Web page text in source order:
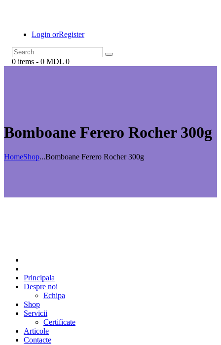
Login orRegister
0 items - 0 MDL 0
Bomboane Ferero Rocher 300g
HomeShop...Bomboane Ferero Rocher 300g
Principala
Despre noi
Echipa
Shop
Servicii
Certificate
Articole
Contacte